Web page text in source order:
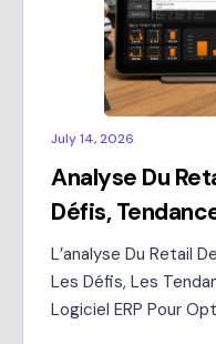
July 14, 2026
Analyse Du
Défis,
L’analyse Du Retail
Les Défis, Les
Logiciel ERP Pour